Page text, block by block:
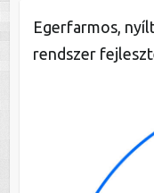
Egerfarmos,
rendszer